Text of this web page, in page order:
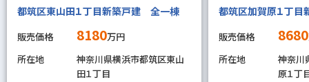
都筑区東山田１丁目新築戸建 全一棟
販売価格 8180万円
所在地
神奈川県横浜市都筑区東山
田１丁目
都筑区加賀原１丁目
販売価格 8680
所在地
神奈川
原１丁